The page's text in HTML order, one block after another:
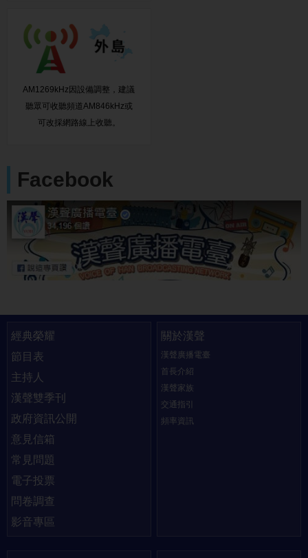
AM1269kHz因設備調整，建議
聽眾可收聽頻道AM846kHz或
可改採網路線上收聽。
Facebook
快速連結
經典榮耀
節目表
主持人
漢聲雙季刊
政府資訊公開
意見信箱
常見問題
電子投票
問卷調查
影音專區
關於漢聲
漢聲廣播電臺
首長介紹
漢聲家族
交通指引
頻率資訊